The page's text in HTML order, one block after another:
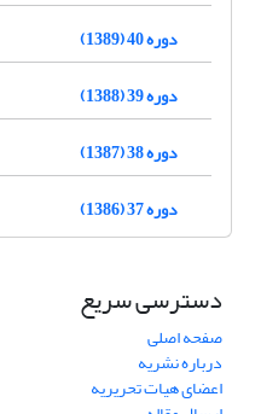
دوره 40 (1389)
دوره 39 (1388)
دوره 38 (1387)
دوره 37 (1386)
دسترسی سریع
صفحه اصلی
درباره نشریه
اعضای هیات تحریریه